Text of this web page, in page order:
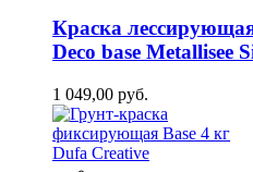
Краска
Deco base Metallisee
1 049,00 руб.